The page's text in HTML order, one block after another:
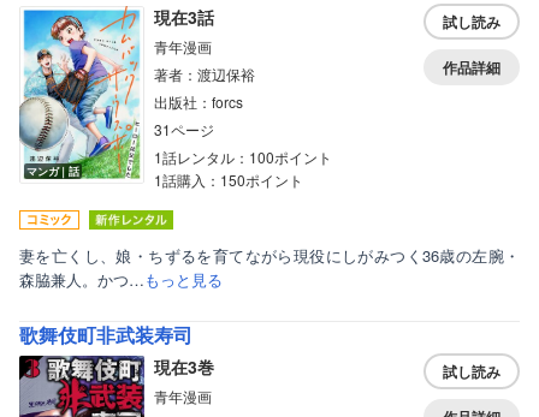
マンガ｜話
現在3話
青年漫画
著者：渡辺保裕
出版社：forcs
31ページ
1話レンタル：100ポイント
1話購入：150ポイント
試し読み
作品詳細
妻を亡くし、娘・ちずるを育てながら現役にしがみつく36歳の左腕・
森脇兼人。かつ…もっと見る
歌舞伎町非武装寿司
現在3巻
青年漫画
試し読み